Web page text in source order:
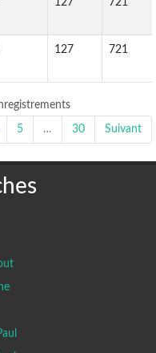
127 721
127 721
5 … 30 Suivant